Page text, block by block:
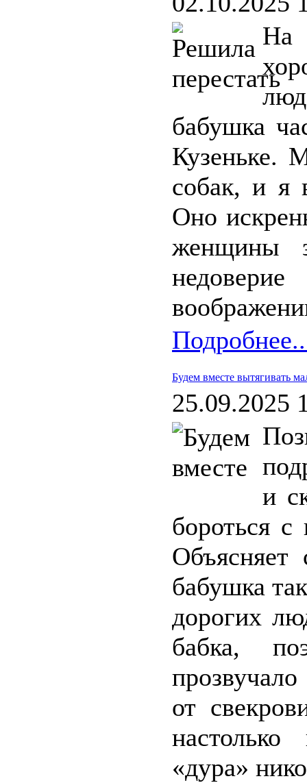
На
бабушка
Кузеньке.
собак, и я
Оно
женщины
Будем вместе вытягивать
25.09.2025
и
бороться с
бабушка
дорогих
бабка,
от
«дура»